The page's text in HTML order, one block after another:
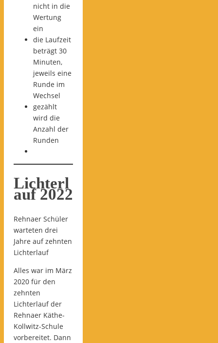
nicht in die
Wertung
ein
die Laufzeit
beträgt 30
Minuten,
jeweils eine
Runde im
Wechsel
gezählt
wird die
Anzahl der
Runden
Lichterl
auf 2022
Rehnaer Schüler
warteten drei
Jahre auf zehnten
Lichterlauf
Alles war im März
2020 für den
zehnten
Lichterlauf der
Rehnaer Käthe-
Kollwitz-Schule
vorbereitet. Dann